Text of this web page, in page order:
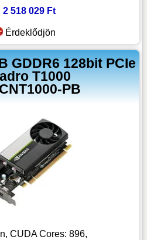
2 518 029 Ft
Érdeklődjön
GDDR6 128bit PCIe
T1000
PB
CUDA Cores: 896,